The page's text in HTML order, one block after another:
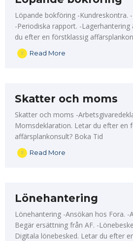
Löpande bokföring -Kundreskontra.
-Periodiska rapport. -
du efter en förstklassig
Read More
Skatter och moms
Skatter och moms -
Momsdeklaration. Letar du efter en
affärsplankonsult? Boka Tid
Read More
Lönehantering
Lönehantering -Ansökan hos Fora. -
Begär ersättning från AF. -
Digitala lönebesked. Letar du efter